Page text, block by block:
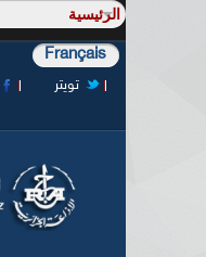
Français
تويتر